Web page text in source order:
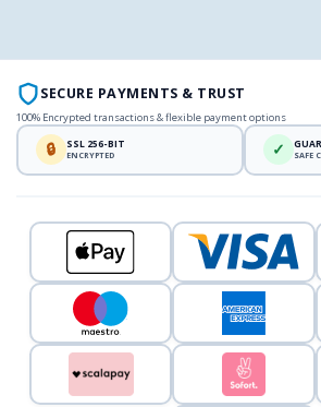
SECURE PAYMENTS & TRUST
100% Encrypted transactions & flexible payment options
🔒 SSL 256-BIT
ENCRYPTED ✓ SAFE